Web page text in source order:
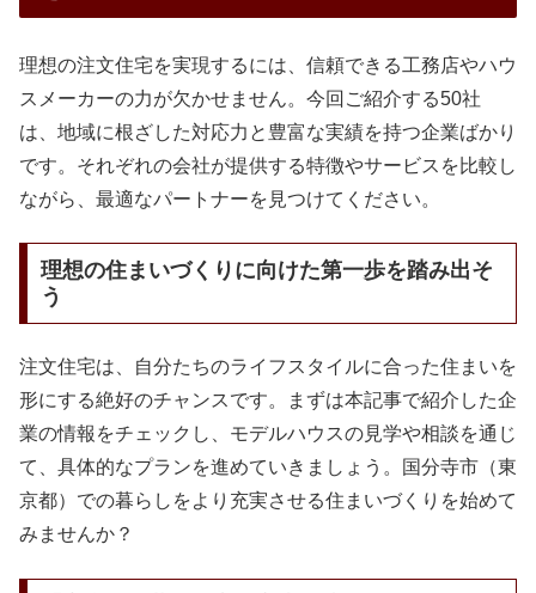
理想の注文住宅を実現するには、信頼できる工務店やハウ
スメーカーの力が欠かせません。今回ご紹介する50社
は、地域に根ざした対応力と豊富な実績を持つ企業ばかり
です。それぞれの会社が提供する特徴やサービスを比較し
ながら、最適なパートナーを見つけてください。
理想の住まいづくりに向けた第一歩を踏み出そ
う
注文住宅は、自分たちのライフスタイルに合った住まいを
形にする絶好のチャンスです。まずは本記事で紹介した企
業の情報をチェックし、モデルハウスの見学や相談を通じ
て、具体的なプランを進めていきましょう。国分寺市（東
京都）での暮らしをより充実させる住まいづくりを始めて
みませんか？